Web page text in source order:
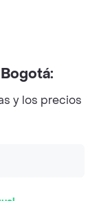
y los precios